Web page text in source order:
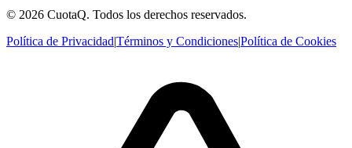
© 2026 CuotaQ. Todos los derechos reservados.
Política de Privacidad|Términos y Condiciones|Política de Cookies